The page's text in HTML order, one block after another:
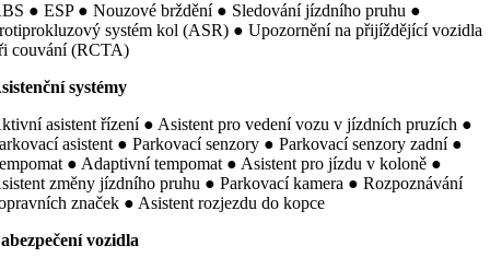
● ESP ● Nouzové brždění ● Sledování jízdního pruhu ●
systém kol (ASR) ● Upozornění na přijíždějící vozidla
couvání (RCTA)
systémy
asistent řízení ● Asistent pro vedení vozu v jízdních pruzích ●
asistent ● Parkovací senzory ● Parkovací senzory zadní ●
● Adaptivní tempomat ● Asistent pro jízdu v koloně ●
změny jízdního pruhu ● Parkovací kamera ● Rozpoznávání
značek ● Asistent rozjezdu do kopce
vozidla